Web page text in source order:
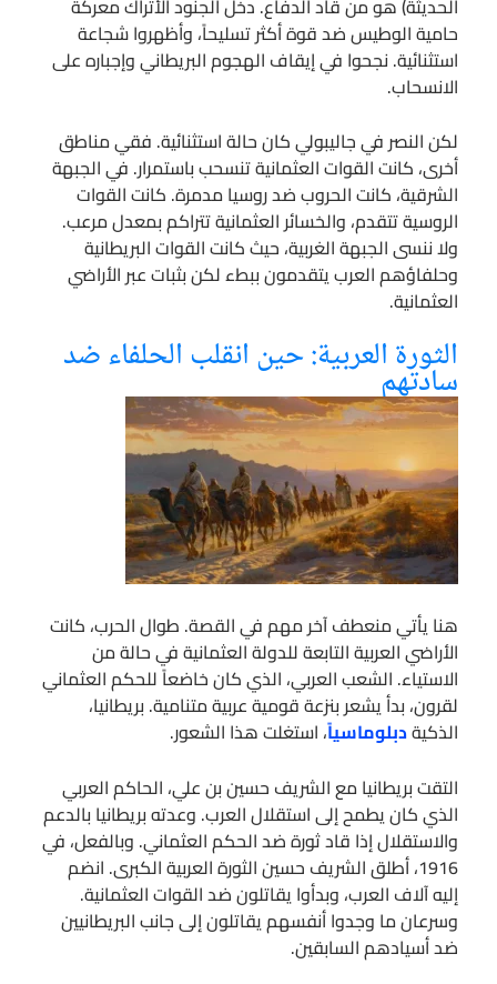
حامية الوطيس ضد قوة أكثر تسليحاً، وأظهروا شجاعة
استثنائية. نجحوا في إيقاف الهجوم البريطاني وإجباره على
الانسحاب.
لكن النصر في جاليبولي كان حالة استثنائية. فقي مناطق
أخرى، كانت القوات العثمانية تنسحب باستمرار. في الجبهة
الشرقية، كانت الحروب ضد روسيا مدمرة. كانت القوات
الروسية تتقدم، والخسائر العثمانية تتراكم بمعدل مرعب.
ولا ننسى الجبهة الغربية، حيث كانت القوات البريطانية
وحلفاؤهم العرب يتقدمون ببطء لكن بثبات عبر الأراضي
العثمانية.
الثورة العربية: حين انقلب الحلفاء ضد
سادتهم
هنا يأتي منعطف آخر مهم في القصة. طوال الحرب، كانت
الأراضي العربية التابعة للدولة العثمانية في حالة من
الاستياء. الشعب العربي، الذي كان خاضعاً للحكم العثماني
لقرون، بدأ يشعر بنزعة قومية عربية متنامية. بريطانيا،
الذكيةدبلوماسياً، استغلت هذا الشعور.
التقت بريطانيا مع الشريف حسين بن علي، الحاكم العربي
الذي كان يطمح إلى استقلال العرب. وعدته بريطانيا بالدعم
والاستقلال إذا قاد ثورة ضد الحكم العثماني. وبالفعل، في
1916، أطلق الشريف حسين الثورة العربية الكبرى. انضم
إليه آلاف العرب، وبدأوا يقاتلون ضد القوات العثمانية.
وسرعان ما وجدوا أنفسهم يقاتلون إلى جانب البريطانيين
ضد أسيادهم السابقين.